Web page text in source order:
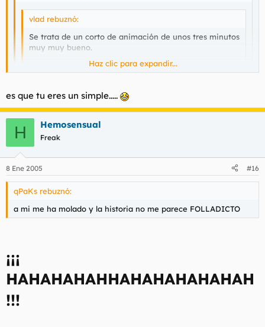
vlad rebuznó:
Se trata de un corto de animación de unos tres minutos
muy muy bueno.
Haz clic para expandir...
la historia es muy pobre, aunke la animacion es muy buena
A mi me ha gustado también la historia.
Haz clic para expandir...
es que tu eres un simple.....
H Hemosensual
Freak
8 Ene 2005 #16
qPaKs rebuznó:
a mi me ha molado y la historia no me parece FOLLADICTO
¡¡¡
HAHAHAHAHHAHAHAHAHAHAH
!!!